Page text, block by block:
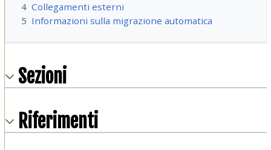
4 Collegamenti esterni
5 Informazioni sulla migrazione automatica
Sezioni
Riferimenti